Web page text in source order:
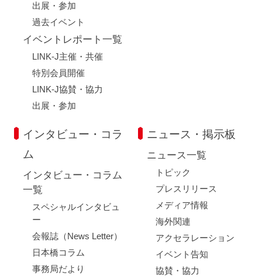
出展・参加
過去イベント
イベントレポート一覧
LINK-J主催・共催
特別会員開催
LINK-J協賛・協力
出展・参加
インタビュー・コラ
ム
インタビュー・コラム
一覧
スペシャルインタビュ
ー
会報誌（News Letter）
日本橋コラム
事務局だより
ニュース・掲示板
ニュース一覧
トピック
プレスリリース
メディア情報
海外関連
アクセラレーション
イベント告知
協賛・協力